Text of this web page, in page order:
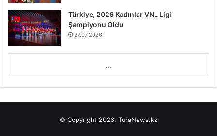
Türkiye, 2026 Kadınlar VNL Ligi
Şampiyonu Oldu
27.07.2026
...
© Copyright 2026, TuraNews.kz